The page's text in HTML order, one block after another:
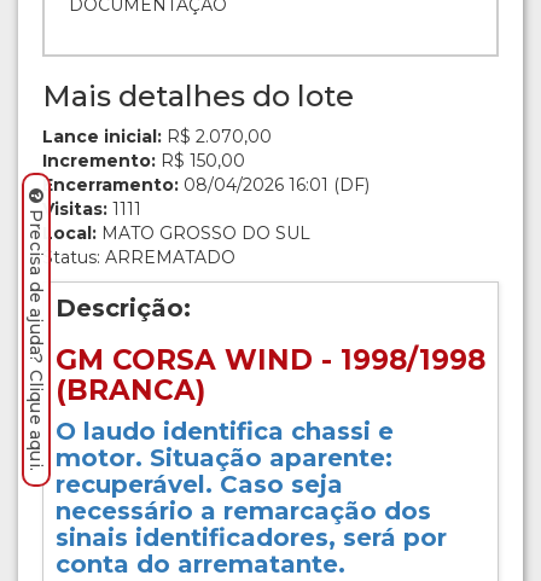
DOCUMENTAÇÃO
Mais detalhes do lote
Lance inicial: R$ 2.070,00
Incremento: R$ 150,00
Encerramento: 08/04/2026 16:01 (DF)
Visitas: 1111
Local: MATO GROSSO DO SUL
Status: ARREMATADO
Descrição:
GM CORSA WIND - 1998/1998
(BRANCA)
O laudo identifica chassi e
motor. Situação aparente:
recuperável. Caso seja
necessário a remarcação dos
sinais identificadores, será por
conta do arrematante.
Precisa de ajuda? Clique aqui.